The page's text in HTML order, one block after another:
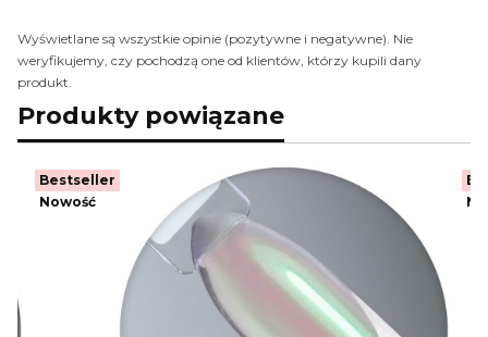
Wyświetlane są wszystkie opinie (pozytywne i negatywne). Nie
weryfikujemy, czy pochodzą one od klientów, którzy kupili dany
produkt.
Produkty powiązane
Bestseller
Nowość